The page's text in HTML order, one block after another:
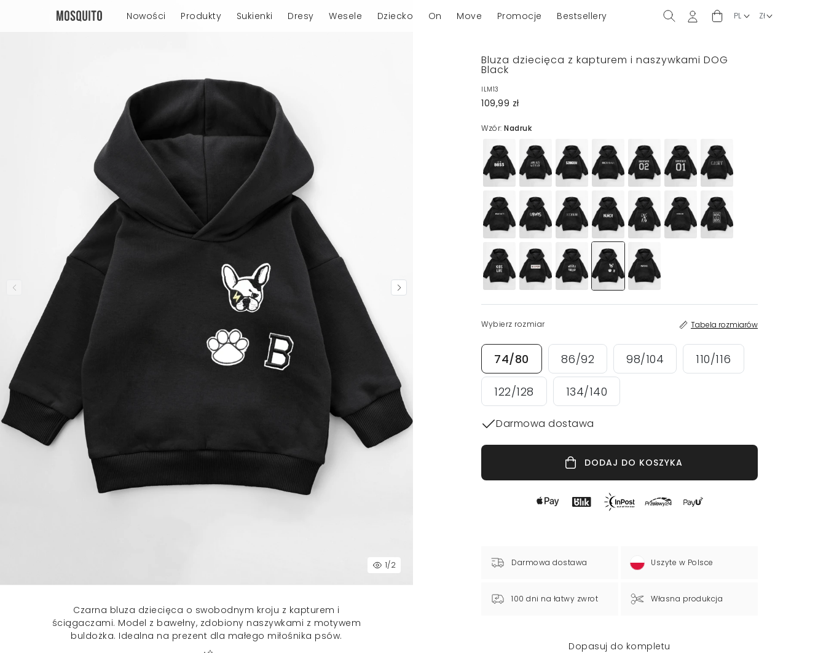
Nowości Produkty Sukienki Dresy Wesele Dziecko On Move Promocje Bestsellery
1/2
Czarna bluza dziecięca o swobodnym kroju z kapturem i
ściągaczami. Model z bawełny, zdobiony naszywkami z motywem
buldożka. Idealna na prezent dla małego miłośnika psów.
Bluza dziecięca z kapturem i naszywkami DOG
Black
ILM13
109,99 zł
Wzór: Nadruk
Wybierz rozmiar Tabela rozmiarów
74/80 86/92 98/104 110/116
122/128 134/140
Darmowa dostawa
DODAJ DO KOSZYKA
Darmowa dostawa Uszyte w Polsce
100 dni na łatwy zwrot Własna produkcja
Dopasuj do kompletu